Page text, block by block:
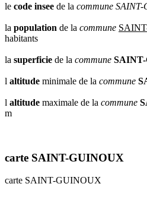
le code insee de la commune
la population de la commune
habitants
la superficie de la commune
l altitude minimale de la commune
l altitude maximale de la commune
m
carte SAINT-GUINOUX
carte SAINT-GUINOUX